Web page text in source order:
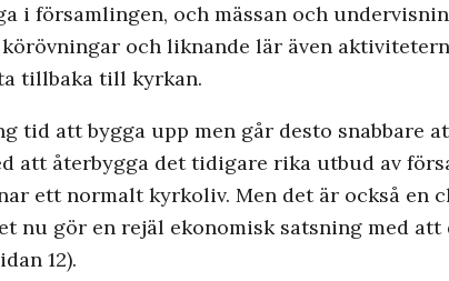
i församlingen, och mässan och
och liknande lär även
tillbaka till kyrkan.
att bygga upp men går desto snabbare
att återbygga det tidigare rika utbud av
ett normalt kyrkoliv. Men det är också en
nu gör en rejäl ekonomisk satsning med
12).